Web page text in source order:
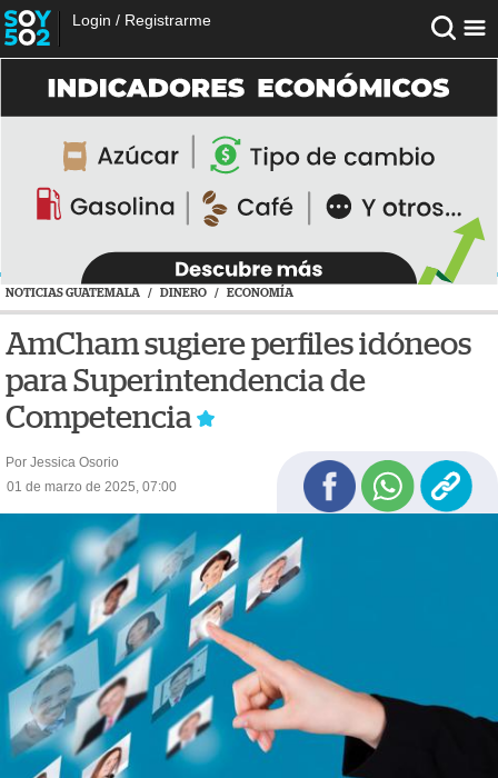
Login / Registrarme
NOTICIAS GUATEMALA / DINERO / ECONOMÍA
AmCham sugiere perfiles idóneos
para Superintendencia de
Competencia
Por Jessica Osorio
01 de marzo de 2025, 07:00